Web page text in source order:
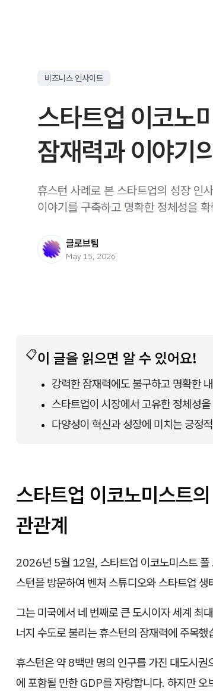
비즈니스 인사이트
스타트업 이코노
잠재력과 이야기
휴스턴 사례로 본 스타트업의 성장 인
이야기를 구축하고 명확한 정체성을
클로브팀
May 15, 2026
📋이 글을 읽으면 알 수 있어요!
강력한 잠재력에도 불구하고 명확한
스타트업이 시장에서 고유한 정체성
다양성이 혁신과 성장에 미치는 긍정
스타트업 이코노미스트
관관계
2026년 5월 12일, 스타트업 이코노미스트 폴
스턴을 방문하여 벤처 스튜디오와 스타트업
그는 미국에서 네 번째로 큰 도시이자 세계 최
너지 수도로 불리는 휴스턴의 잠재력에 주목했
휴스턴은 약 8백만 명의 인구를 가진 대도시
에 포함될 만한 GDP를 자랑합니다. 하지만